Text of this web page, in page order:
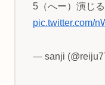
5（へー）演じ
pic.twitter.com/
— sanji